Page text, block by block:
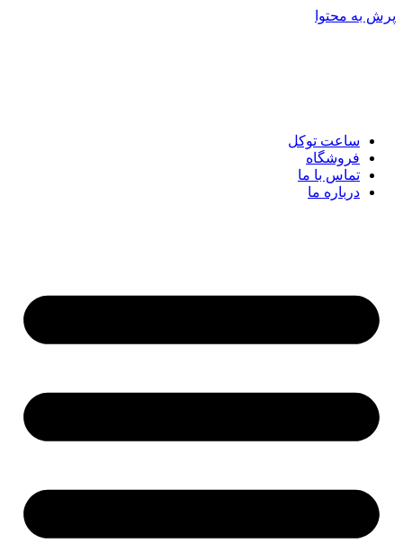
پرش به محتوا
ساعت توکل
فروشگاه
تماس با ما
درباره ما